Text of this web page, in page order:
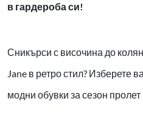
в гардероба си!
Сникърси с височина до
Jane в ретро стил? Изберете
модни обувки за сезон